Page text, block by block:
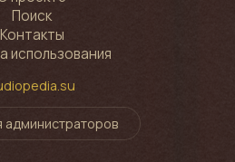
Поиск
Контакты
использования
администраторов